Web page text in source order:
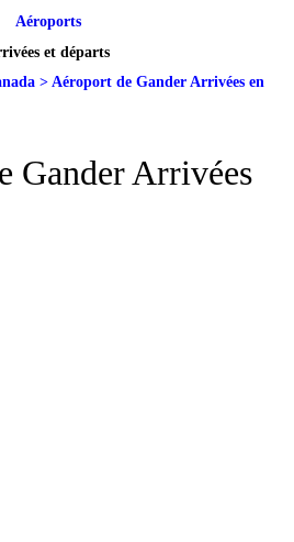
Aéroports
et départs
> Aéroport de Gander Arrivées en
Gander Arrivées